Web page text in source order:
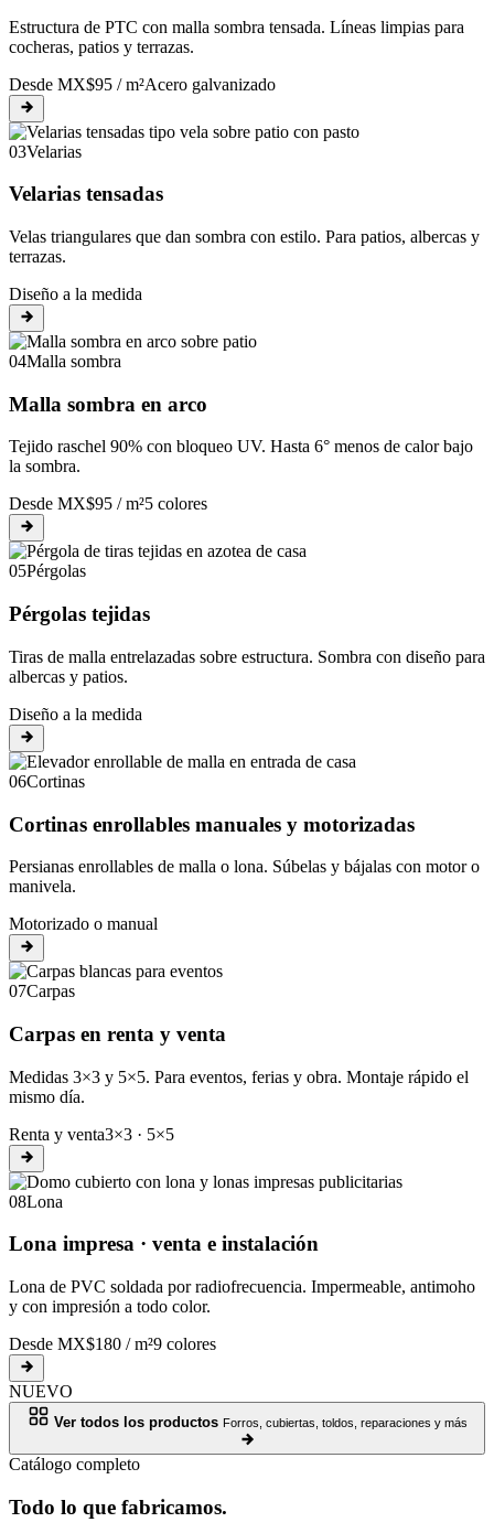
Estructura de PTC con malla sombra tensada. Líneas limpias para
cocheras, patios y terrazas.
Desde MX$95 / m²Acero galvanizado
03Velarias
Velarias tensadas
Velas triangulares que dan sombra con estilo. Para patios, albercas y
terrazas.
Diseño a la medida
04Malla sombra
Malla sombra en arco
Tejido raschel 90% con bloqueo UV. Hasta 6° menos de calor bajo
la sombra.
Desde MX$95 / m²5 colores
05Pérgolas
Pérgolas tejidas
Tiras de malla entrelazadas sobre estructura. Sombra con diseño para
albercas y patios.
Diseño a la medida
06Cortinas
Cortinas enrollables manuales y motorizadas
Persianas enrollables de malla o lona. Súbelas y bájalas con motor o
manivela.
Motorizado o manual
07Carpas
Carpas en renta y venta
Medidas 3×3 y 5×5. Para eventos, ferias y obra. Montaje rápido el
mismo día.
Renta y venta3×3 · 5×5
08Lona
Lona impresa · venta e instalación
Lona de PVC soldada por radiofrecuencia. Impermeable, antimoho
y con impresión a todo color.
Desde MX$180 / m²9 colores
NUEVO
Ver todos los productos Forros, cubiertas, toldos, reparaciones y más
Catálogo completo
Todo lo que fabricamos.